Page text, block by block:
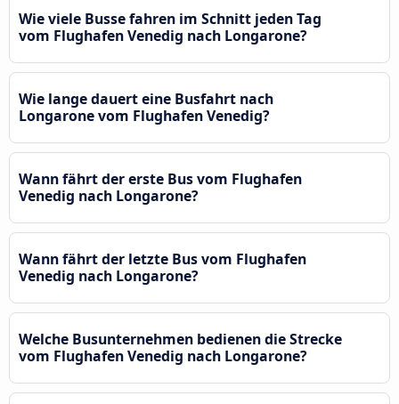
Wie viele Busse fahren im Schnitt jeden Tag
vom Flughafen Venedig nach Longarone?
Wie lange dauert eine Busfahrt nach
Longarone vom Flughafen Venedig?
Wann fährt der erste Bus vom Flughafen
Venedig nach Longarone?
Wann fährt der letzte Bus vom Flughafen
Venedig nach Longarone?
Welche Busunternehmen bedienen die Strecke
vom Flughafen Venedig nach Longarone?